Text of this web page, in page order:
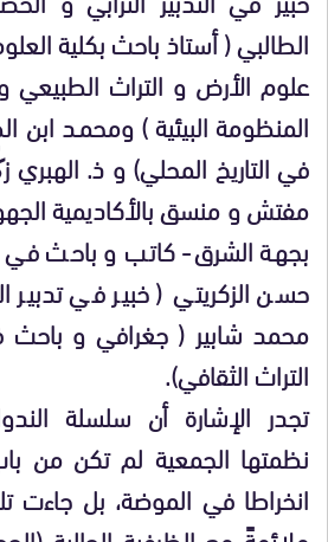
الطالبي ( أستاذ باحث بكلية
علوم الأرض و التراث
المنظومة البيئية ) ومحمـد
في التاريخ المحلي) و ذ. الهبري
مفتش و منسق بالأكاديمية
بجهة الشرق- كاتب و باحث في
حسن الزكريتي ( خبير في تدبير
محمد شابير ( جغرافي و باحث
التراث الثقافي).
تجدر الإشارة أن سلسلة
نظمتها الجمعية لم تكن من
انخراطا في الموضة، بل جاءت